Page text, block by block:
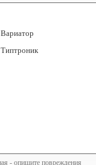
Вариатор
Типтроник